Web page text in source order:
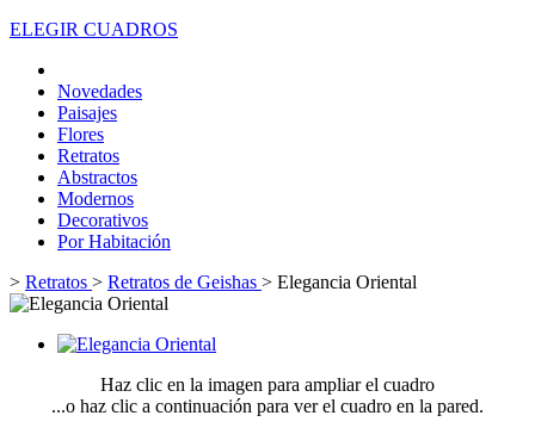
ELEGIR CUADROS
Novedades
Paisajes
Flores
Retratos
Abstractos
Modernos
Decorativos
Por Habitación
> Retratos > Retratos de Geishas > Elegancia Oriental
Haz clic en la imagen para ampliar el cuadro
...o haz clic a continuación para ver el cuadro en la pared.